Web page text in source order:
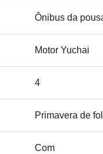
Ônibus da
Motor Yuchai
4
Primavera de
Com